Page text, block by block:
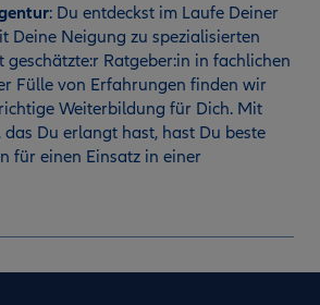
: Du entdeckst im Laufe Deiner
Deine Neigung zu spezialisierten
geschätzte:r Ratgeber:in in fachlichen
Fülle von Erfahrungen finden wir
Weiterbildung für Dich. Mit
Du erlangt hast, hast Du beste
für einen Einsatz in einer